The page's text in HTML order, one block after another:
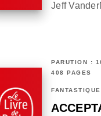
Jeff
PARUTION :
408 PAGES